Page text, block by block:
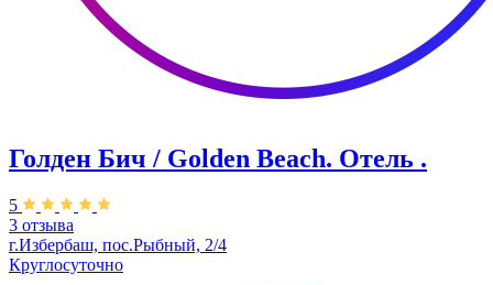
Голден Бич / Golden Beach. Отель .
5
3 отзыва
г.Избербаш, пос.Рыбный, 2/4
Круглосуточно